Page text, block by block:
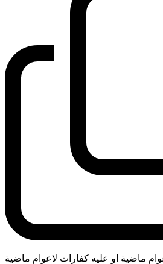
ماضية او عليه كفارات لاعوام ماضية